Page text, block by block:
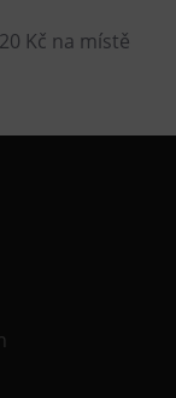
Kč na místě